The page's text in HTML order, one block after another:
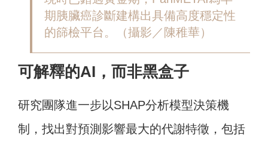
期胰臟癌診斷建構出具備高度穩定性
的篩檢平台。（攝影／陳稚華）
可解釋的AI，而非黑盒子
研究團隊進一步以SHAP分析模型決策機
制，找出對預測影響最大的代謝特徵，包括